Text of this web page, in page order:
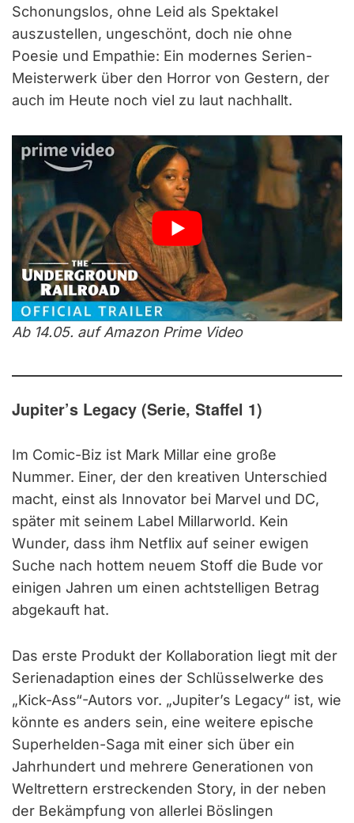
Schonungslos, ohne Leid als Spektakel
auszustellen, ungeschönt, doch nie ohne
Poesie und Empathie: Ein modernes Serien-
Meisterwerk über den Horror von Gestern, der
auch im Heute noch viel zu laut nachhallt.
Ab 14.05. auf Amazon Prime Video
Jupiter’s Legacy (Serie, Staffel 1)
Im Comic-Biz ist Mark Millar eine große
Nummer. Einer, der den kreativen Unterschied
macht, einst als Innovator bei Marvel und DC,
später mit seinem Label Millarworld. Kein
Wunder, dass ihm Netflix auf seiner ewigen
Suche nach hottem neuem Stoff die Bude vor
einigen Jahren um einen achtstelligen Betrag
abgekauft hat.
Das erste Produkt der Kollaboration liegt mit der
Serienadaption eines der Schlüsselwerke des
„Kick-Ass“-Autors vor. „Jupiter’s Legacy“ ist, wie
könnte es anders sein, eine weitere epische
Superhelden-Saga mit einer sich über ein
Jahrhundert und mehrere Generationen von
Weltrettern erstreckenden Story, in der neben
der Bekämpfung von allerlei Böslingen